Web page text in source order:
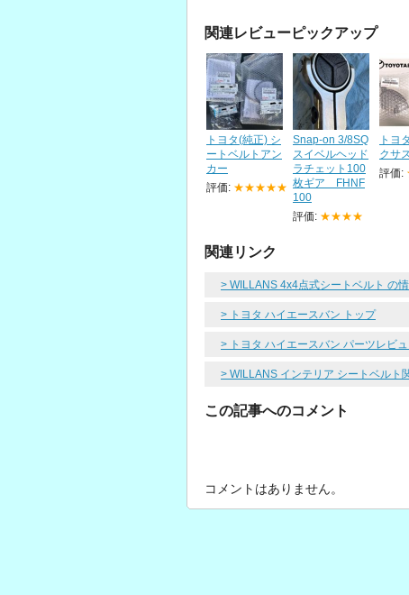
関連レビューピックアップ
トヨタ(純正) シ
ートベルトアン
カー
評価: ★★★★★
Snap-on 3/8SQ
スイベルヘッド
ラチェット100
枚ギア FHNF
100
評価: ★★★★
トヨ
クサ
評価:
関連リンク
> WILLANS 4x4点式シートベルト の
> トヨタ ハイエースバン トップ
> トヨタ ハイエースバン パーツレビ
> WILLANS インテリア シートベルト
この記事へのコメント
コメントはありません。